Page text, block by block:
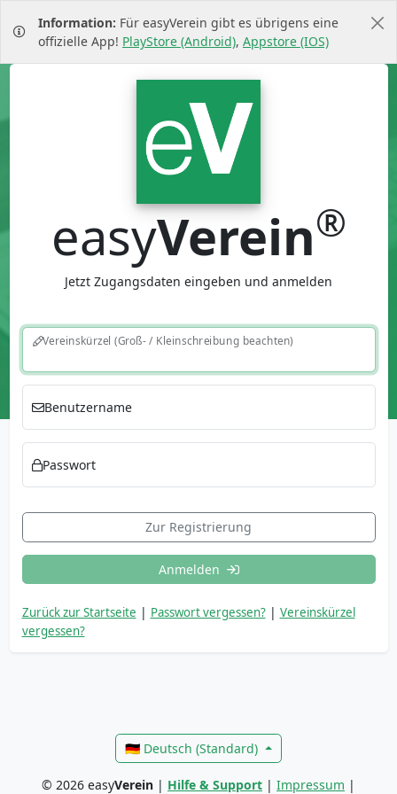
Information: Für easyVerein gibt es übrigens eine
offizielle App! PlayStore (Android), Appstore (IOS)
easyVerein®
Jetzt Zugangsdaten eingeben und anmelden
Vereinskürzel (Groß- / Kleinschreibung beachten)
Benutzername
Passwort
Zur Registrierung
Anmelden
Zurück zur Startseite | Passwort vergessen? | Vereinskürzel
vergessen?
🇩🇪 Deutsch (Standard)
© 2026 easyVerein | Hilfe & Support | Impressum |